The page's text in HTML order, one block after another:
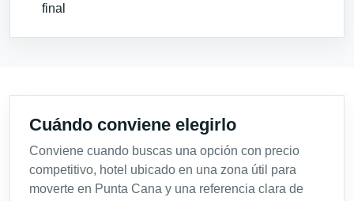
final
Cuándo conviene elegirlo
Conviene cuando buscas una opción con precio
competitivo, hotel ubicado en una zona útil para
moverte en Punta Cana y una referencia clara de